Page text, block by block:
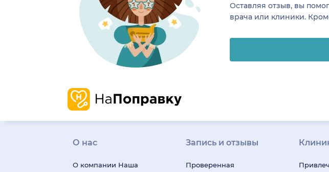
Оставляя отзыв, вы
врача или клиники.
О нас
О компании Наша
Запись и отзывы
Проверенная